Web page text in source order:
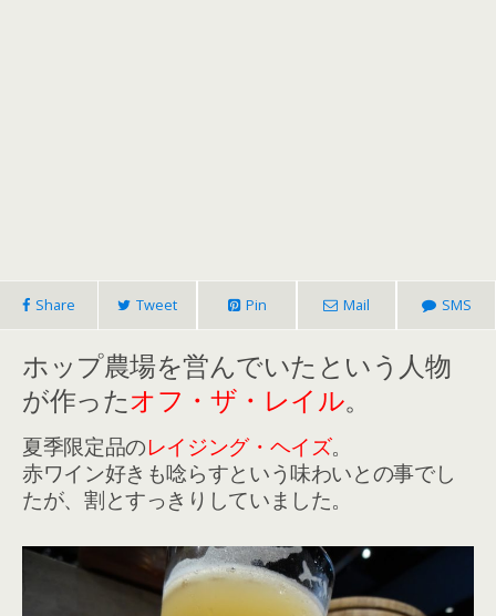
Share Tweet Pin Mail SMS
ホップ農場を営んでいたという人物
が作ったオフ・ザ・レイル。
夏季限定品のレイジング・ヘイズ。
赤ワイン好きも唸らすという味わいとの事でし
たが、割とすっきりしていました。